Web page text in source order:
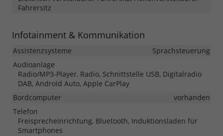
Fahrersitz
Infotainment & Kommunikation
Assistenzsysteme
Sprachsteuerung
Audioanlage
Radio/MP3-Player, Radio, Schnittstelle USB, Digitalradio
DAB, Android Auto, Apple CarPlay
Bordcomputer
vorhanden
Telefon
Freisprecheinrichtung, Bluetooth, Induktionsladen für
Smartphones